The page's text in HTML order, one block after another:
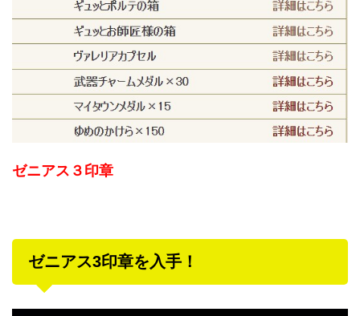
ゼニアス３印章
ゼニアス3印章を入手！